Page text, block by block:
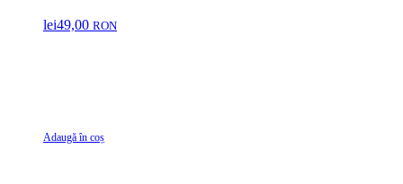
lei49,00 RON
Adaugă în coș